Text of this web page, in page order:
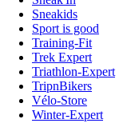
Sneakids
Sport is good
Training-Fit
Trek Expert
Triathlon-Expert
TripnBikers
Vélo-Store
Winter-Expert